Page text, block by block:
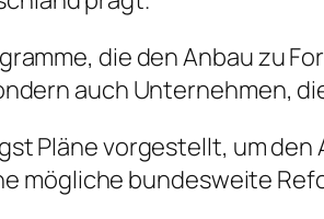
die den Anbau zu
auch Unternehmen,
Pläne vorgestellt, um
mögliche bundesweite